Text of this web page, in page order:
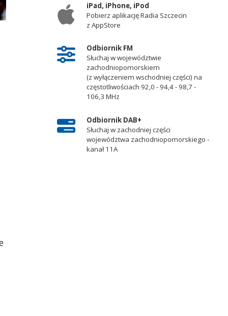
iPad, iPhone, iPod
Pobierz aplikację Radia Szczecin
z AppStore
Odbiornik FM
Słuchaj w województwie
zachodniopomorskiem
(z wyłączeniem wschodniej części) na
częstotliwościach 92,0 - 94,4 - 98,7 -
106,3 MHz
Odbiornik DAB+
Słuchaj w zachodniej części
województwa zachodniopomorskiego -
kanał 11A